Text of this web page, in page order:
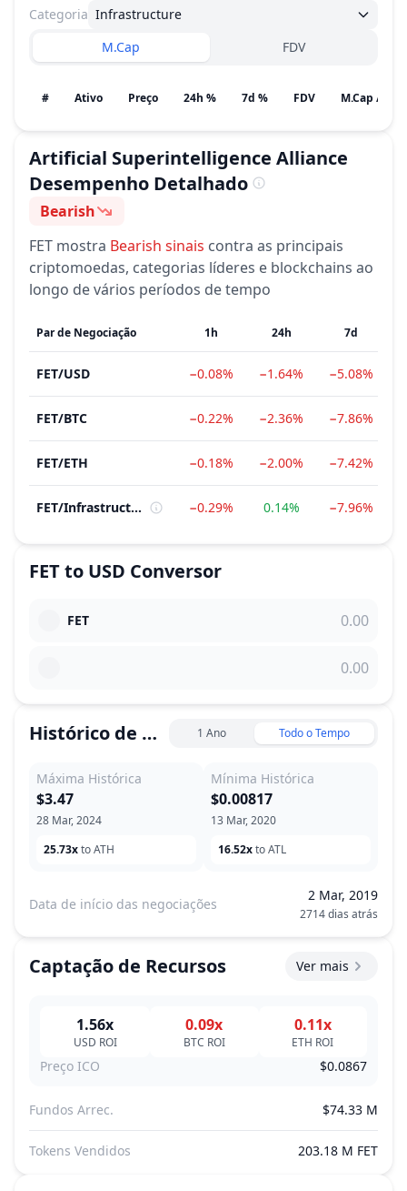
Categoria Infrastructure
M.Cap
FDV
# Ativo Preço 24h % 7d % FDV
Artificial Superintelligence Alliance
Desempenho Detalhado
Sentimento
Bearish
FET mostra Bearish sinais contra as principais
criptomoedas, categorias líderes e blockchains ao
longo de vários períodos de tempo
Par de Negociação 1h 24h 7d
FET/USD −0.08% −1.64% −5.08%
FET/BTC −0.22% −2.36% −7.86%
FET/ETH −0.18% −2.00% −7.42%
FET/ Infrastructure −0.29% 0.14% −7.96%
FETto USD Conversor
FET
Histórico de Preço 1 Ano Todo o Tempo
Máxima Histórica
28 Mar, 2024
$3.47
25.73xto ATH
Mínima Histórica
13 Mar, 2020
$0.00817
16.52xto ATL
Data de início das negociações
2 Mar, 2019
2714 dias atrás
Captação de Recursos Ver mais
1.56x
USD ROI
0.09x
BTC ROI
0.11x
ETH ROI
Preço ICO $0.0867
Fundos Arrec. $74.33 M
Tokens Vendidos 203.18 M FET